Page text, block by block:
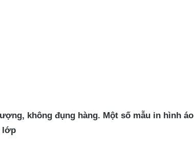
không đụng hàng. Một số mẫu in hình áo
lớp